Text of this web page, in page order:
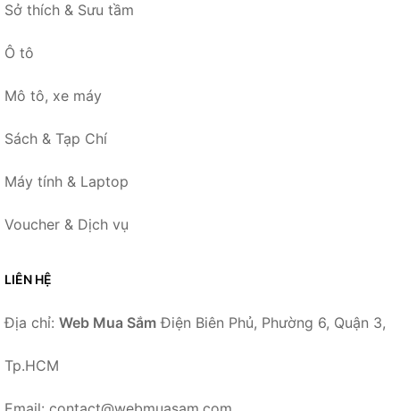
Sở thích & Sưu tầm
Ô tô
Mô tô, xe máy
Sách & Tạp Chí
Máy tính & Laptop
Voucher & Dịch vụ
LIÊN HỆ
Địa chỉ: Web Mua Sắm Điện Biên Phủ, Phường 6, Quận 3,
Tp.HCM